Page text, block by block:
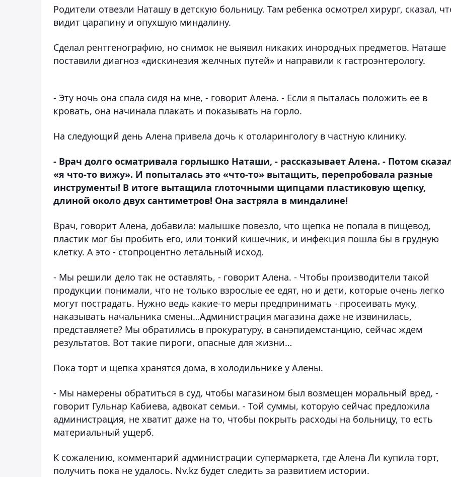
Родители отвезли Наташу в детскую больницу. Там ребенка осмотрел хирург, сказал,
видит царапину и опухшую миндалину.
Сделал рентгенографию, но снимок не выявил никаких инородных предметов. Наташе
поставили диагноз «дискинезия желчных путей» и направили к гастроэнтерологу.
- Эту ночь она спала сидя на мне, - говорит Алена. - Если я пыталась положить ее в
кровать, она начинала плакать и показывать на горло.
На следующий день Алена привела дочь к отоларингологу в частную клинику.
- Врач долго осматривала горлышко Наташи, - рассказывает Алена. - Потом
«я что-то вижу». И попыталась это «что-то» вытащить, перепробовала разные
инструменты! В итоге вытащила глоточными щипцами пластиковую щепку,
длиной около двух сантиметров! Она застряла в миндалине!
Врач, говорит Алена, добавила: малышке повезло, что щепка не попала в пищевод,
пластик мог бы пробить его, или тонкий кишечник, и инфекция пошла бы в грудную
клетку. А это - стопроцентно летальный исход.
- Мы решили дело так не оставлять, - говорит Алена. - Чтобы производители такой
продукции понимали, что не только взрослые ее едят, но и дети, которые очень легко
могут пострадать. Нужно ведь какие-то меры предпринимать - просеивать муку,
наказывать начальника смены…Администрация магазина даже не извинилась,
представляете? Мы обратились в прокуратуру, в санэпидемстанцию, сейчас ждем
результатов. Вот такие пироги, опасные для жизни…
Пока торт и щепка хранятся дома, в холодильнике у Алены.
- Мы намерены обратиться в суд, чтобы магазином был возмещен моральный вред, -
говорит Гульнар Кабиева, адвокат семьи. - Той суммы, которую сейчас предложила
администрация, не хватит даже на то, чтобы покрыть расходы на больницу, то есть
материальный ущерб.
К сожалению, комментарий администрации супермаркета, где Алена Ли купила торт,
получить пока не удалось. Nv.kz будет следить за развитием истории.